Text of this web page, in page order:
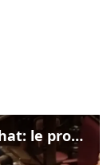
Delmastro, negato l'uso delle chat: le proteste di Avs e M5s